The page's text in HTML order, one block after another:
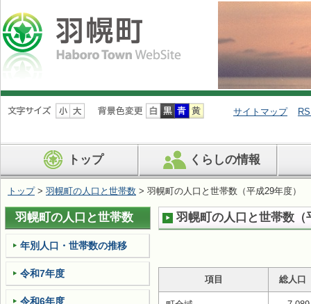
ナ
ビ
ン
を
ば
す
サイトマップ
トップ くらしの情報
トップ> 羽幌町の人口と世帯数 > 羽幌町の人口と世帯数（平成29年度）
羽幌町の人口と世帯数（
項目 総人口
羽幌町の人口と世帯数
年­別人口・世­帯数の推移
令和7年度
令和6年度